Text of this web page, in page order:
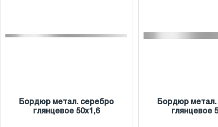
Бордюр метал. серебро
глянцевое 50x1,6
Бордюр метал.
глянцевое